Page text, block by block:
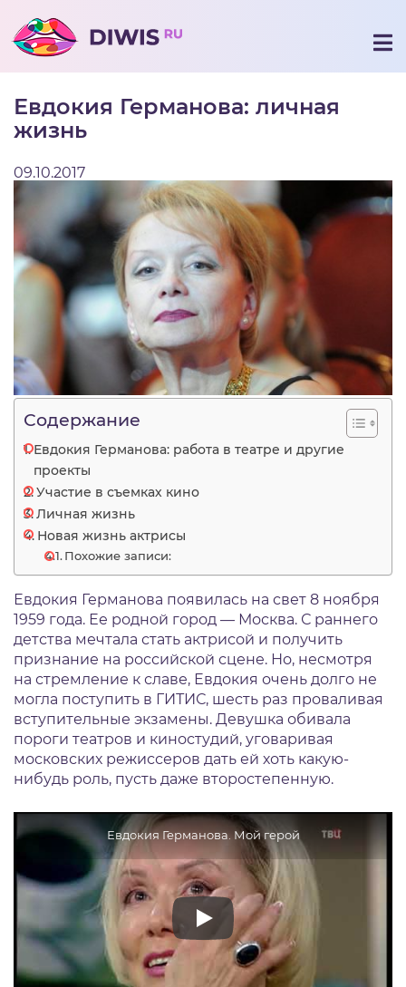
Евдокия Германова: личная
жизнь
09.10.2017
Содержание
Евдокия Германова: работа в театре и другие
проекты
Участие в съемках кино
Личная жизнь
Новая жизнь актрисы
Похожие записи:
Евдокия Германова появилась на свет 8 ноября
1959 года. Ее родной город — Москва. С раннего
детства мечтала стать актрисой и получить
признание на российской сцене. Но, несмотря
на стремление к славе, Евдокия очень долго не
могла поступить в ГИТИС, шесть раз проваливая
вступительные экзамены. Девушка обивала
пороги театров и киностудий, уговаривая
московских режиссеров дать ей хоть какую-
нибудь роль, пусть даже второстепенную.
Евдокия Германова. Мой герой